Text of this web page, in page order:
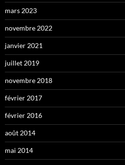
mars 2023
novembre 2022
janvier 2021
juillet 2019
novembre 2018
février 2017
février 2016
août 2014
mai 2014